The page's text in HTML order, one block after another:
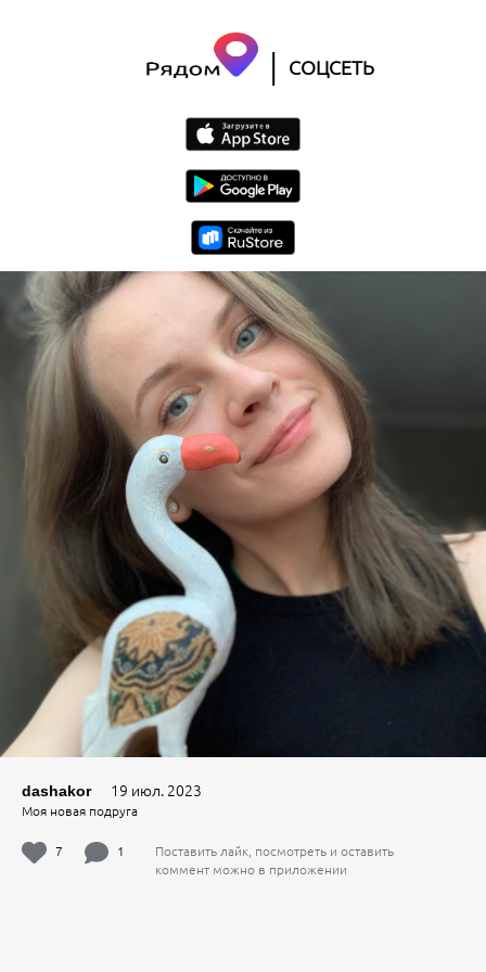
| СОЦСЕТЬ
dashakor19 июл. 2023
Моя новая подруга
7 1
Поставить лайк, посмотреть и оставить
коммент можно в приложении